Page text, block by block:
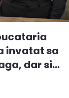
invatat sa
dar si